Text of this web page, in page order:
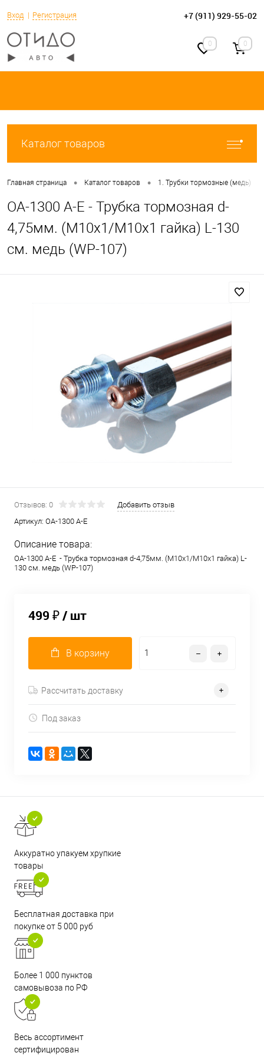
Вход Регистрация +7 (911) 929-55-02
0 0
Каталог товаров
Главная страница • Каталог товаров • 1. Трубки тормозные (медь)
OA-1300 A-E - Трубка тормозная d-
4,75мм. (М10х1/М10х1 гайка) L-130
см. медь (WP-107)
Отзывов: 0
Добавить отзыв
Артикул: OA-1300 A-E
Описание товара:
OA-1300 A-E - Трубка тормозная d-4,75мм. (М10х1/М10х1 гайка) L-
130 см. медь (WP-107)
499 ₽/ шт
В корзину
Рассчитать доставку
Под заказ
Аккуратно упакуем хрупкие
товары
Бесплатная доставка при
покупке от 5 000 руб
Более 1 000 пунктов
самовывоза по РФ
Весь ассортимент
сертифицирован